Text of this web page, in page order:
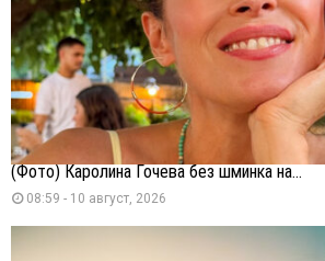
(Фото) Каролина Гочева без шминка на...
08:59 - 10 август, 2026